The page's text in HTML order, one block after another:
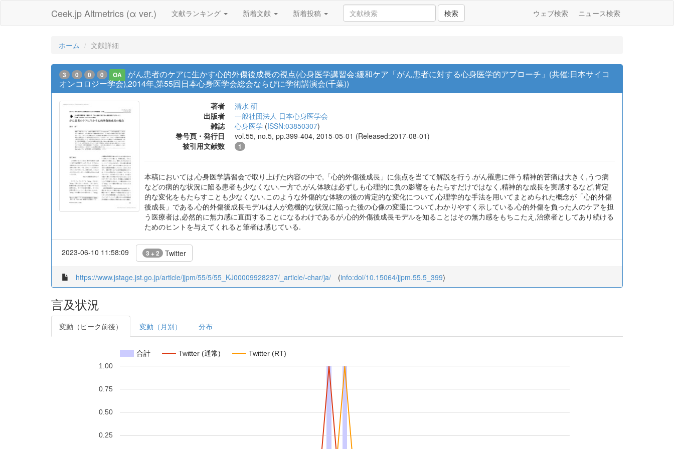
Ceek.jp Altmetrics (α ver.) 文献ランキング 新着文献 新着投稿 検索 ウェブ検索 ニュース検索
ホーム 文献詳細
3 0 0 0 OA
がん患者のケアに生かす心的外傷後成長の視点(心身医学講習会:緩和ケア「がん患者に対する心身医学的アプローチ」(共催:日本サイコ
オンコロジー学会),2014年,第55回日本心身医学会総会ならびに学術講演会(千葉))
著者
清水 研
出版者
一般社団法人 日本心身医学会
雑誌
心身医学 (ISSN:03850307)
巻号頁・発行日
vol.55, no.5, pp.399-404, 2015-05-01 (Released:2017-08-01)
被引用文献数
1
本稿においては,心身医学講習会で取り上げた内容の中で,「心的外傷後成長」に焦点を当てて解説を行う.がん罹患に伴う精神的苦痛は大きく,うつ病
などの病的な状況に陥る患者も少なくない.一方で,がん体験は必ずしも心理的に負の影響をもたらすだけではなく,精神的な成長を実感するなど,肯定
的な変化をもたらすことも少なくない.このような外傷的な体験の後の肯定的な変化について,心理学的な手法を用いてまとめられた概念が「心的外傷
後成長」である.心的外傷後成長モデルは人が危機的な状況に陥った後の心像の変遷について,わかりやすく示している.心的外傷を負った人のケアを担
う医療者は,必然的に無力感に直面することになるわけであるが,心的外傷後成長モデルを知ることはその無力感をもちこたえ,治療者としてあり続ける
ためのヒントを与えてくれると筆者は感じている.
2023-06-10 11:58:09 3 + 2 Twitter
https://www.jstage.jst.go.jp/article/jjpm/55/5/55_KJ00009928237/_article/-char/ja/ (info:doi/10.15064/jjpm.55.5_399)
言及状況
変動（ピーク前後） 変動（月別） 分布
合計 Twitter (通常) Twitter (RT)
0.25
0.50
0.75
1.00